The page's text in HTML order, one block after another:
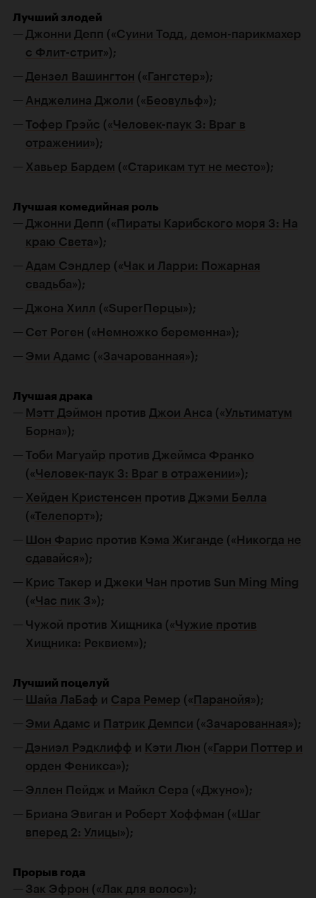
Лучший злодей
Джонни Депп («Суини Тодд, демон-парикмахер
с Флит-стрит»);
Дензел Вашингтон («Гангстер»);
Анджелина Джоли («Беовульф»);
Тофер Грэйс («Человек-паук 3: Враг в
отражении»);
Хавьер Бардем («Старикам тут не место»);
Лучшая комедийная роль
Джонни Депп («Пираты Карибского моря 3: На
краю Света»);
Адам Сэндлер («Чак и Ларри: Пожарная
свадьба»);
Джона Хилл («SuperПерцы»);
Сет Роген («Немножко беременна»);
Эми Адамс («Зачарованная»);
Лучшая драка
Мэтт Дэймон против Джои Анса («Ультиматум
Борна»);
Тоби Магуайр против Джеймса Франко
(«Человек-паук 3: Враг в отражении»);
Хейден Кристенсен против Джэми Белла
(«Телепорт»);
Шон Фарис против Кэма Жиганде («Никогда не
сдавайся»);
Крис Такер и Джеки Чан против Sun Ming Ming
(«Час пик 3»);
Чужой против Хищника («Чужие против
Хищника: Реквием»);
Лучший поцелуй
Шайа ЛаБаф и Сара Ремер («Паранойя»);
Эми Адамс и Патрик Демпси («Зачарованная»);
Дэниэл Рэдклифф и Кэти Люн («Гарри Поттер и
орден Феникса»);
Эллен Пейдж и Майкл Сера («Джуно»);
Бриана Эвиган и Роберт Хоффман («Шаг
вперед 2: Улицы»);
Прорыв года
Зак Эфрон («Лак для волос»);